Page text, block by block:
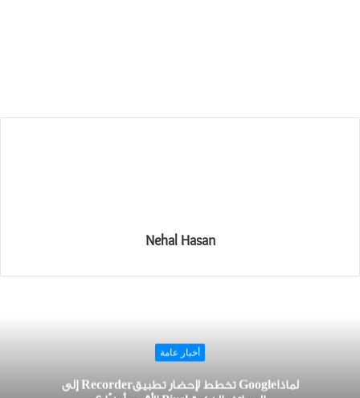
Nehal Hasan
أخبار عامة
لماذاGoogle تخطط لإحضار تطبيقRecorder إلى